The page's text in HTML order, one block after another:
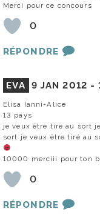
Merci pour ce concours
0
RÉPONDRE
EVA 9 JAN 2012 -
Elisa Ianni-Alice
13 pays
je veux être tiré au sort
sort je veux être tiré au
10000 merciii pour ton
0
RÉPONDRE